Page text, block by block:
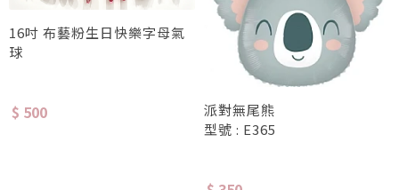
16吋 布藝粉生日快樂字母氣
球
$ 500
派對無尾熊
型號 : E365